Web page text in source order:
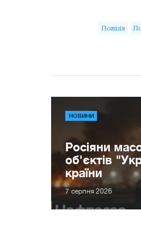
Поліція
НОВИНИ
Росіяни
об'єктів
країни
7 серпня 2026